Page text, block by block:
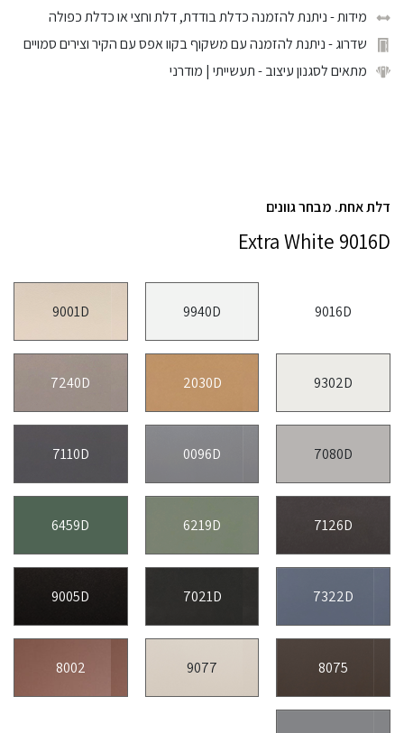
מידות- ניתנת להזמנה כדלת בודדת, דלת וחצי או כדלת כפולה
שדרוג- ניתנת להזמנה עם משקוף בקוו אפס עם הקיר וצירים סמויים
מתאים לסגנון עיצוב- תעשייתי | מודרני
9016D
9940D
9001D
9302D
2030D
7240D
7080D
0096D
7110D
7126D
6219D
6459D
7322D
7021D
9005D
8075
9077
8002
דלת אחת. מבחר גוונים
Extra White 9016D